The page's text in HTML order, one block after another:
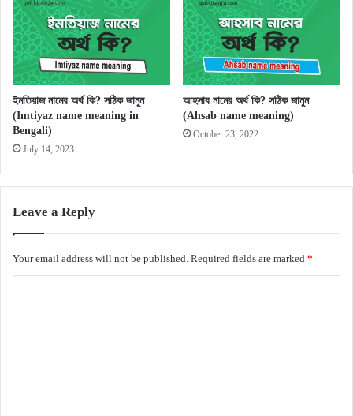
ইমতিয়াজ নামের অর্থ কি? সঠিক জানুন
(Imtiyaz name meaning in
Bengali)
July 14, 2023
আহসাব নামের অর্থ কি? সঠিক জানুন
(Ahsab name meaning)
October 23, 2022
Leave a Reply
Your email address will not be published. Required fields are marked *